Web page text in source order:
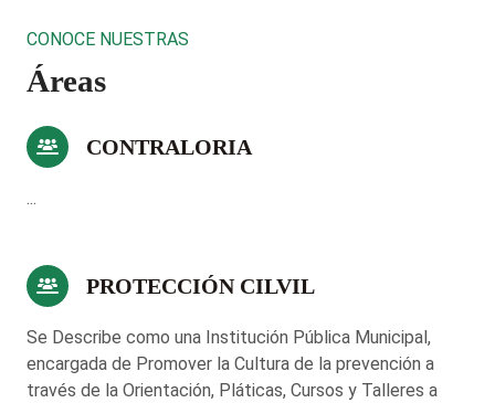
CONOCE NUESTRAS
Áreas
CONTRALORIA
...
PROTECCIÓN CILVIL
Se Describe como una Institución Pública Municipal,
encargada de Promover la Cultura de la prevención a
través de la Orientación, Pláticas, Cursos y Talleres a